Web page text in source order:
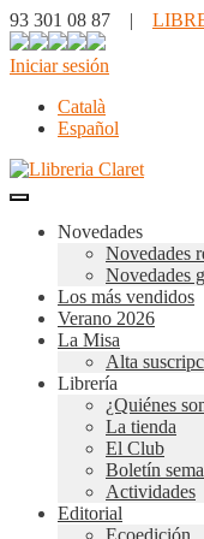
93 301 08 87 |
Iniciar sesión
Català
Español
Novedades
Novedades
Novedades
Los más vendidos
Verano 2026
La Misa
Alta
Librería
¿Quiénes
La tienda
El Club
Boletín
Actividades
Editorial
Ecoedición